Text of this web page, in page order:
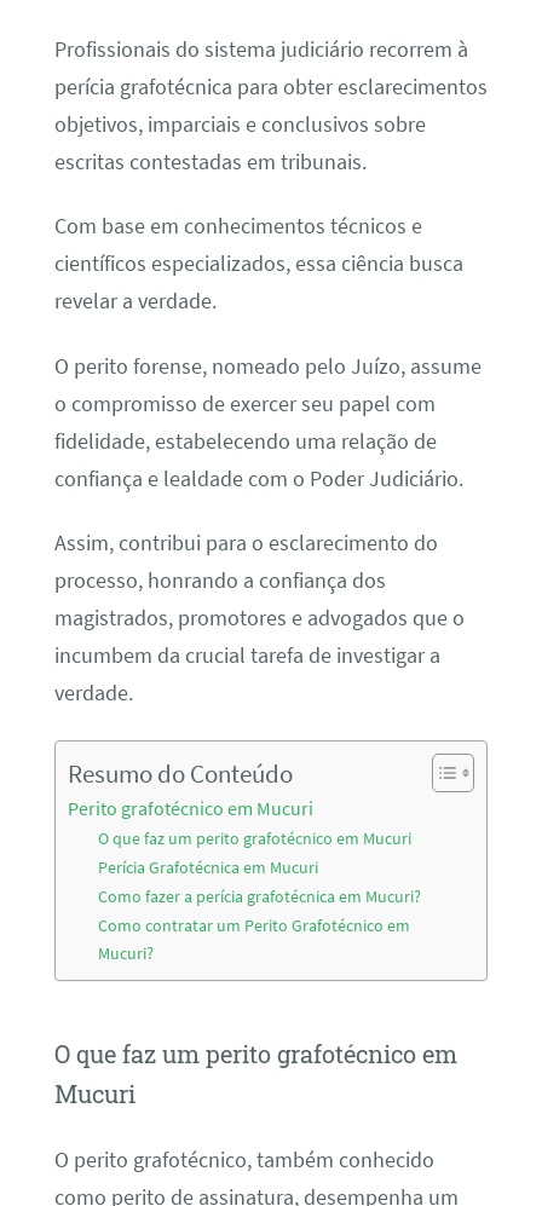
Profissionais do sistema judiciário recorrem à
perícia grafotécnica para obter esclarecimentos
objetivos, imparciais e conclusivos sobre
escritas contestadas em tribunais.
Com base em conhecimentos técnicos e
científicos especializados, essa ciência busca
revelar a verdade.
O perito forense, nomeado pelo Juízo, assume
o compromisso de exercer seu papel com
fidelidade, estabelecendo uma relação de
confiança e lealdade com o Poder Judiciário.
Assim, contribui para o esclarecimento do
processo, honrando a confiança dos
magistrados, promotores e advogados que o
incumbem da crucial tarefa de investigar a
verdade.
Resumo do Conteúdo
Perito grafotécnico em Mucuri
O que faz um perito grafotécnico em Mucuri
Perícia Grafotécnica em Mucuri
Como fazer a perícia grafotécnica em Mucuri?
Como contratar um Perito Grafotécnico em
Mucuri?
O que faz um perito grafotécnico em
Mucuri
O perito grafotécnico, também conhecido
como perito de assinatura, desempenha um